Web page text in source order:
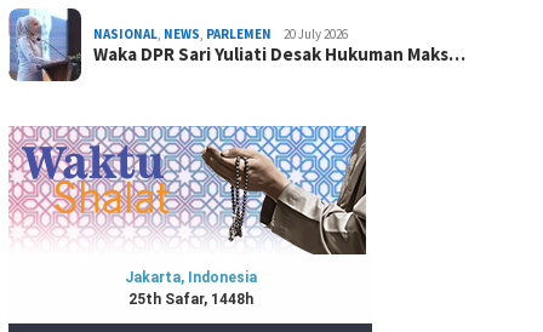
NASIONAL, NEWS, PARLEMEN 20 July 2026
Waka DPR Sari Yuliati Desak Hukuman Maks…